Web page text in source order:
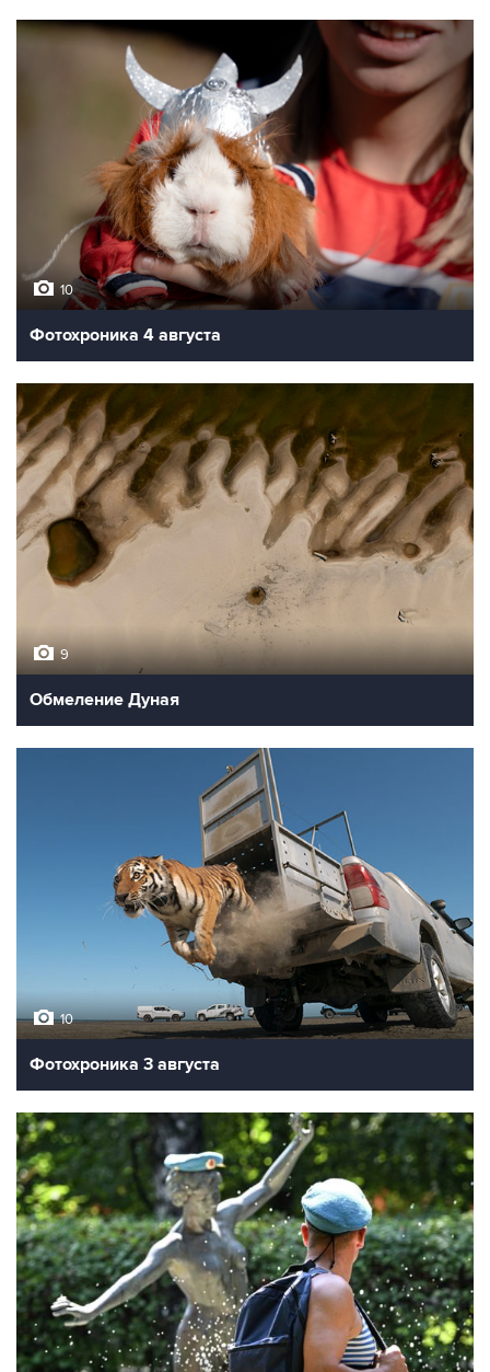
10
Фотохроника 4 августа
9
Обмеление Дуная
10
Фотохроника 3 августа